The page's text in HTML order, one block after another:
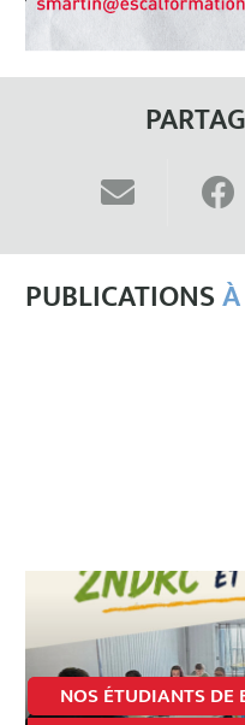
PUBLICATIONS
NOS ÉTUDIANTS DE